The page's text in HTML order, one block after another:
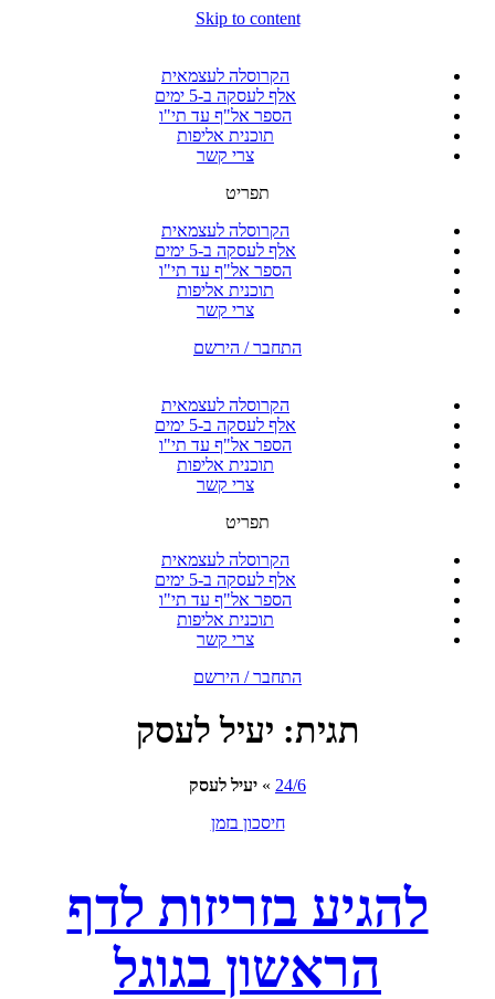
Skip to content
הקרוסלה לעצמאית
אלף לעסקה ב-5 ימים
הספר אל"ף עד תי"ו
תוכנית אליפות
צרי קשר
תפריט
הקרוסלה לעצמאית
אלף לעסקה ב-5 ימים
הספר אל"ף עד תי"ו
תוכנית אליפות
צרי קשר
התחבר / הירשם
הקרוסלה לעצמאית
אלף לעסקה ב-5 ימים
הספר אל"ף עד תי"ו
תוכנית אליפות
צרי קשר
תפריט
הקרוסלה לעצמאית
אלף לעסקה ב-5 ימים
הספר אל"ף עד תי"ו
תוכנית אליפות
צרי קשר
התחבר / הירשם
תגית: יעיל לעסק
24/6
» יעיל לעסק
חיסכון בזמן
להגיע בזריזות לדף
הראשון בגוגל